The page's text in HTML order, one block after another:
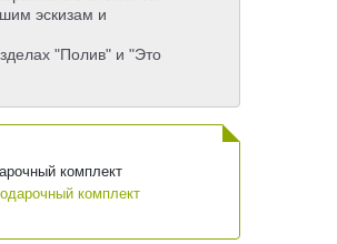
эскизам и
"Полив" и "Это
комплект